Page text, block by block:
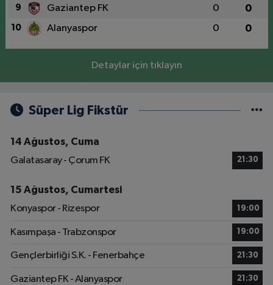
9 Gaziantep FK 0 0
10 Alanyaspor 0 0
Detaylar için tıklayın
Süper Lig Fikstür
14 Ağustos, Cuma
Galatasaray - Çorum FK
21:30
15 Ağustos, Cumartesi
Konyaspor - Rizespor
19:00
Kasımpaşa - Trabzonspor 19:00
Gençlerbirliği S.K. - Fenerbahçe 21:30
Gaziantep FK - Alanyaspor 21:30